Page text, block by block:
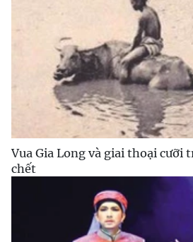
Vua Gia Long và giai thoại cưỡi
chết